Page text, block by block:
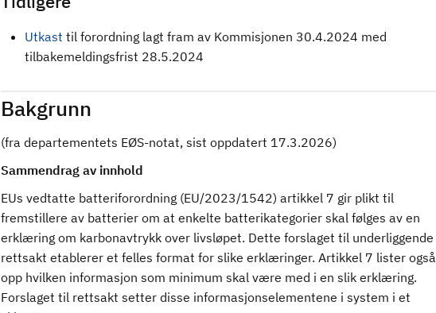
Utkast til forordning lagt fram av Kommisjonen 30.4.2024 med
tilbakemeldingsfrist 28.5.2024
Bakgrunn
(fra departementets EØS-notat, sist oppdatert 17.3.2026)
Sammendrag av innhold
EUs vedtatte batteriforordning (EU/2023/1542) artikkel 7 gir plikt til
fremstillere av batterier om at enkelte batterikategorier skal følges av en
erklæring om karbonavtrykk over livsløpet. Dette forslaget til underliggende
rettsakt etablerer et felles format for slike erklæringer. Artikkel 7 lister også
opp hvilken informasjon som minimum skal være med i en slik erklæring.
Forslaget til rettsakt setter disse informasjonselementene i system i et